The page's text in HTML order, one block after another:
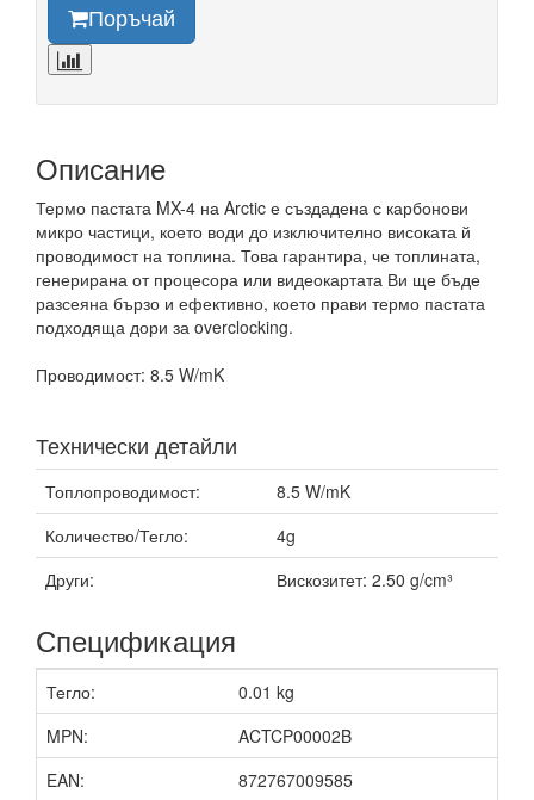
Поръчай
Описание
Термо пастата MX-4 на Arctic е създадена с карбонови
микро частици, което води до изключително високата й
проводимост на топлина. Това гарантира, че топлината,
генерирана от процесора или видеокартата Ви ще бъде
разсеяна бързо и ефективно, което прави термо пастата
подходяща дори за overclocking.
Проводимост: 8.5 W/mK
Технически детайли
Топлопроводимост:
8.5 W/mK
Количество/Тегло:
4g
Други:
Вискозитет: 2.50 g/cm³
Спецификация
Тегло:
0.01 kg
MPN:
ACTCP00002B
EAN:
872767009585